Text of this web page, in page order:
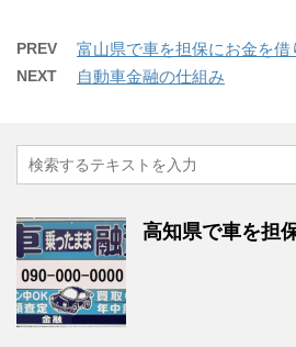
PREV 富山県で車を担保にお金を借
NEXT 自動車金融の仕組み
高知県で車を担